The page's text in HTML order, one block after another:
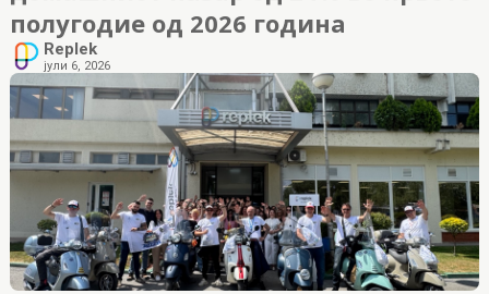
полугодие од 2026 година
Replek
јули 6, 2026